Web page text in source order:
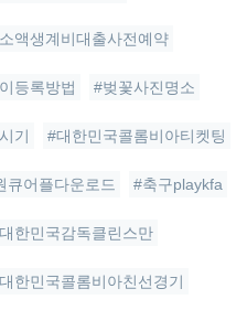
액생계비대출사전예약
등록방법 #벚꽃사진명소
기 #대한민국콜롬비아티켓팅
큐어플다운로드 #축구playkfa
한민국감독클린스만
한민국콜롬비아친선경기